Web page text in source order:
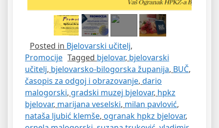
Posted in Bjelovarski učitelj,
Promocije Tagged bjelovar, bjelovarski
učitelj, bjelovarsko-bilogorska županija, BUČ,
časopis za odgoj i obrazovanje, dario
malogorski, gradski muzej bjelovar, hpkz
bjelovar, marijana veselski, milan pavlović,
nataša ljubić klemše, ogranak hpkz bjelovar,